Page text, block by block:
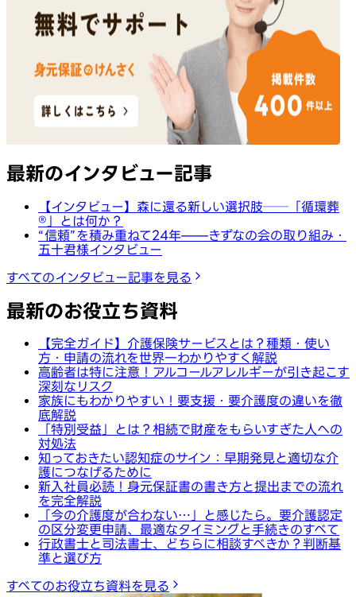
最新のインタビュー記事
【インタビュー】森に還る新しい選択肢──「循環葬
®︎」とは何か？
“信頼”を積み重ねて24年——きずなの会の取り組み・
五十君様インタビュー
すべてのインタビュー記事を見る
最新のお役立ち資料
【完全ガイド】介護保険サービスとは？種類・使い
方・申請の流れを世界一わかりやすく解説
高齢者は特に注意！アルコールアレルギーが引き起こす
深刻なリスク
家族にもわかりやすい！要支援・要介護度の違いを徹
底解説
「特別受益」とは？相続で財産をもらいすぎた人への
対処法
知っておきたい認知症のサイン：早期発見と適切な介
護につなげるために
新入社員必読！身元保証書の書き方と提出までの流れ
を完全解説
「今の介護度が合わない…」と感じたら。要介護認定
の区分変更申請、最適なタイミングと手続きのすべて
行政書士と司法書士、どちらに相談すべきか？判断基
準と選び方
すべてのお役立ち資料を見る